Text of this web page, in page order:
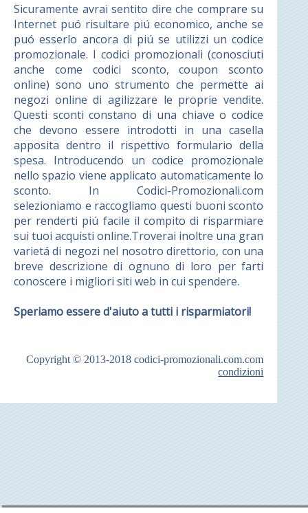
Sicuramente avrai sentito dire che comprare su
Internet puó risultare piú economico, anche se
puó esserlo ancora di piú se utilizzi un codice
promozionale. I codici promozionali (conosciuti
anche come codici sconto, coupon sconto
online) sono uno strumento che permette ai
negozi online di agilizzare le proprie vendite.
Questi sconti constano di una chiave o codice
che devono essere introdotti in una casella
apposita dentro il rispettivo formulario della
spesa. Introducendo un codice promozionale
nello spazio viene applicato automaticamente lo
sconto. In Codici-Promozionali.com
selezioniamo e raccogliamo questi buoni sconto
per renderti piú facile il compito di risparmiare
sui tuoi acquisti online.Troverai inoltre una gran
varietá di negozi nel nosotro direttorio, con una
breve descrizione di ognuno di loro per farti
conoscere i migliori siti web in cui spendere.
Speriamo essere d'aiuto a tutti i risparmiatori!
Copyright © 2013-2018 codici-promozionali.com.com
condizioni